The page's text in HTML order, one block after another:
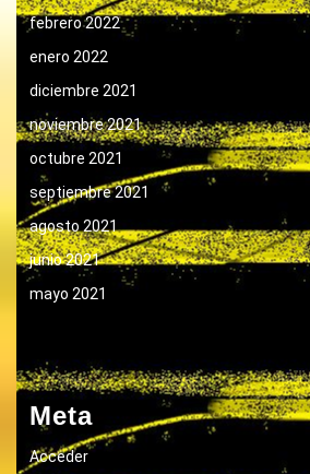
febrero 2022
enero 2022
diciembre 2021
noviembre 2021
octubre 2021
septiembre 2021
agosto 2021
junio 2021
mayo 2021
Meta
Acceder